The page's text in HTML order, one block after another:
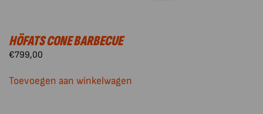
HÖFATS CONE BARBECUE
€799,00
Toevoegen aan winkelwagen